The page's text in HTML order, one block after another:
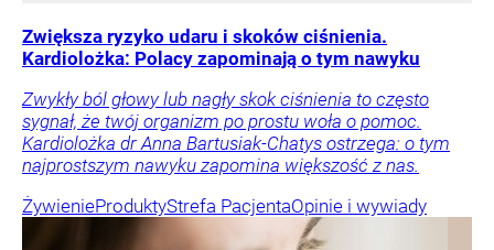
Zwiększa ryzyko udaru i skoków ciśnienia.
Kardiolożka: Polacy zapominają o tym nawyku
Zwykły ból głowy lub nagły skok ciśnienia to często
sygnał, że twój organizm po prostu woła o pomoc.
Kardiolożka dr Anna Bartusiak-Chatys ostrzega: o tym
najprostszym nawyku zapomina większość z nas.
ŻywienieProduktyStrefa PacjentaOpinie i wywiady